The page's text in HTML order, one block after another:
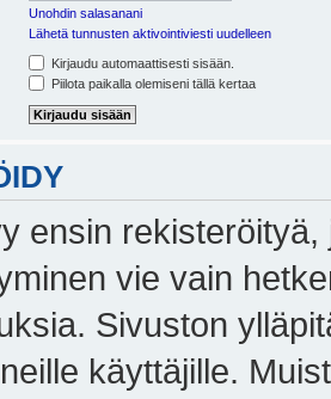
Unohdin salasanani
Lähetä tunnusten aktivointiviesti uudelleen
Kirjaudu automaattisesti sisään.
Piilota paikalla olemiseni tällä kertaa
ensin
vie vain
Sivuston
käyttäjille.